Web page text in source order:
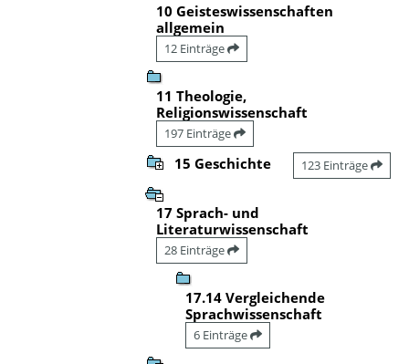
10 Geisteswissenschaften
allgemein
12 Einträge
11 Theologie,
Religionswissenschaft
197 Einträge
15 Geschichte 123 Einträge
17 Sprach- und
Literaturwissenschaft
28 Einträge
17.14 Vergleichende
Sprachwissenschaft
6 Einträge